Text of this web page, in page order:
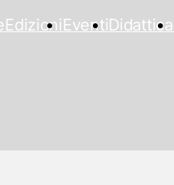
EdizioniEventiDidattica